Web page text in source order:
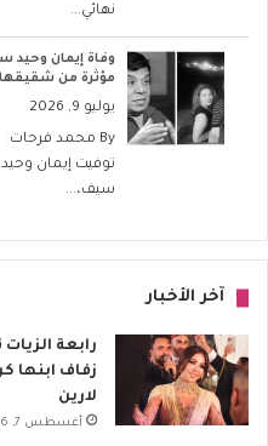
نهائي...
مؤثرة من
يوليو 9, 2026
By محمد فرحات
توفيت إيمان
سيف،...
آخر الأخبار
رابعة
زفاف ابنها
لارين
أغسطس 7, 2026